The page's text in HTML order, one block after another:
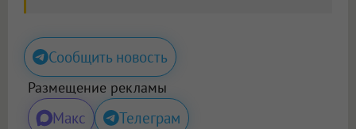
Сообщить новость
Размещение рекламы
Макс Телеграм